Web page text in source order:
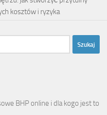
kosztów i ryzyka
BHP online i dla kogo jest to